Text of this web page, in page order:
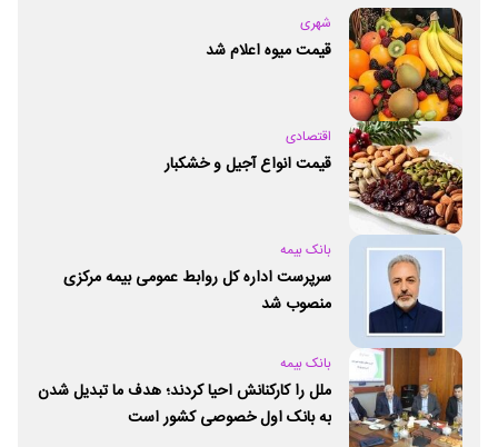
شهری
قیمت میوه اعلام شد
اقتصادی
قیمت انواع آجیل و خشکبار
بانک بیمه
سرپرست اداره کل روابط عمومی بیمه مرکزی
منصوب شد
بانک بیمه
ملل را کارکنانش احیا کردند؛ هدف ما تبدیل شدن
به بانک اول خصوصی کشور است